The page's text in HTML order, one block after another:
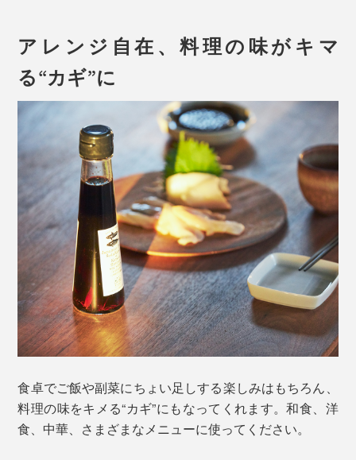
「だし醤油」は、高知・四万十産の無添加・生醤油が注
がれています。
醤油（グルタミン酸）と宗田節・かつお節（イノシン
酸）の組み合わせによる「うま味成分の相乗効果」も相
まって、ごはんが進む進む（笑）。
お湯で割るだけで、本格的なめんつゆにもなるから、出
汁をとる手間も省けて、とにかく便利です。
写真は「宗田節」の裸節
地元の人たちでさえ、「宗田節」を口にしはじめたの
は、15年ほど前の事なんだとか。
宗田鰹は血合が多く、朝獲れたものをお昼までに食べな
ければならないほど、鮮度の落ちやすい魚。
生食には制限があるものの、節にすることで保存がき
き、濃厚で旨味の強い最高のダシが引き出せます。ま
た、タウリンなどのアミノ酸も豊富！
アレンジ自在、料理の味がキマ
る“カギ”に
食卓でご飯や副菜にちょい足しする楽しみはもちろん、
料理の味をキメる“カギ”にもなってくれます。和食、洋
食、中華、さまざまなメニューに使ってください。